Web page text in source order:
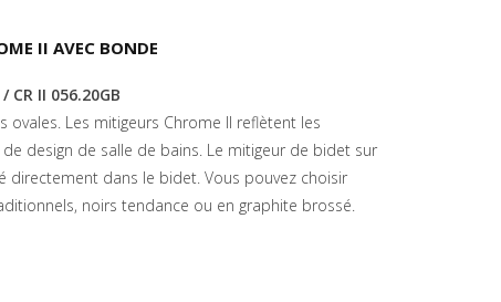
II AVEC BONDE
CR II 056.20GB
ovales. Les mitigeurs Chrome II reflètent les
design de salle de bains. Le mitigeur de bidet sur
directement dans le bidet. Vous pouvez choisir
noirs tendance ou en graphite brossé.